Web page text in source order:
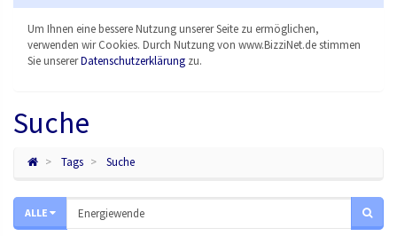
Um Ihnen eine bessere Nutzung unserer Seite zu ermöglichen,
verwenden wir Cookies. Durch Nutzung von www.BizziNet.de stimmen
Sie unsererDatenschutzerklärung zu.
Suche
Tags Suche
ALLE